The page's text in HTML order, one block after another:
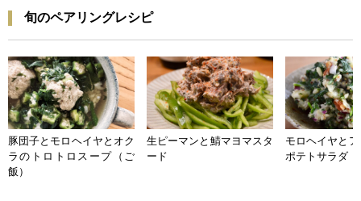
旬のペアリングレシピ
豚団子とモロヘイヤとオク
ラのトロトロスープ（ご
飯）
生ピーマンと鯖マヨマスタ
ード
モロヘイヤと
ポテトサラダ